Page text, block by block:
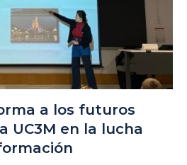
a los futuros
UC3M en la lucha